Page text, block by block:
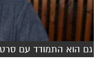
גם הוא התמודד עם סרטן